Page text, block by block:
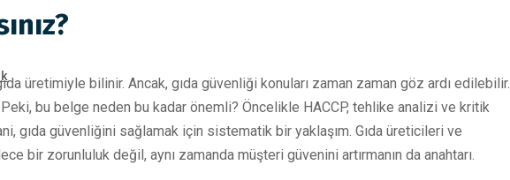
üretimiyle bilinir. Ancak, gıda güvenliği konuları zaman zaman göz ardı edilebilir.
bu belge neden bu kadar önemli? Öncelikle HACCP, tehlike analizi ve kritik
gıda güvenliğini sağlamak için sistematik bir yaklaşım. Gıda üreticileri ve
bir zorunluluk değil, aynı zamanda müşteri güvenini artırmanın da anahtarı.